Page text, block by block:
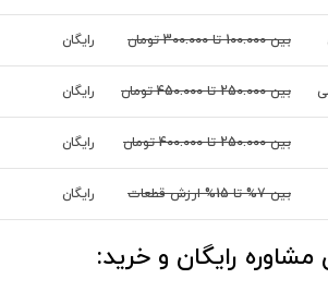
بین 100.000 تا 300.000 تومان رایگان
بین 250.000 تا 450.000 تومان رایگان
بین 250.000 تا 400.000 تومان رایگان
بین 7% تا 15% ارزش قطعات رایگان
مشاوره رایگان و خرید: